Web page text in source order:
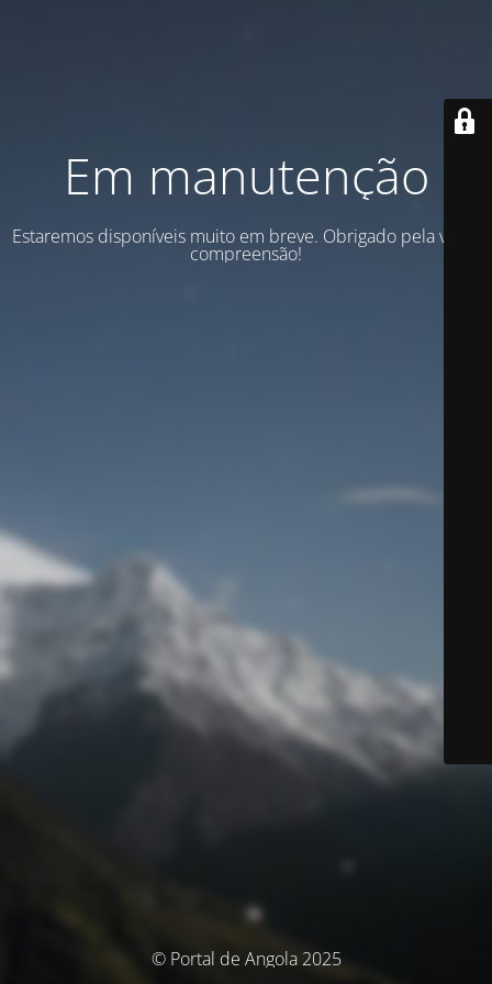
Em manutenção
Estaremos disponíveis muito em breve. Obrigado pela vossa
compreensão!
© Portal de Angola 2025